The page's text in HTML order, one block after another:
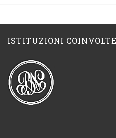
ISTITUZIONI COINVOLTE